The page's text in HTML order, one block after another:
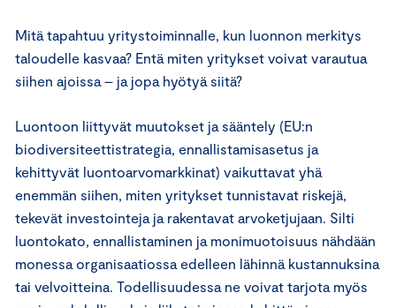
Mitä tapahtuu yritystoiminnalle, kun luonnon merkitys
taloudelle kasvaa? Entä miten yritykset voivat varautua
siihen ajoissa – ja jopa hyötyä siitä?
Luontoon liittyvät muutokset ja sääntely (EU:n
biodiversiteettistrategia, ennallistamisasetus ja
kehittyvät luontoarvomarkkinat) vaikuttavat yhä
enemmän siihen, miten yritykset tunnistavat riskejä,
tekevät investointeja ja rakentavat arvoketjujaan. Silti
luontokato, ennallistaminen ja monimuotoisuus nähdään
monessa organisaatiossa edelleen lähinnä kustannuksina
tai velvoitteina. Todellisuudessa ne voivat tarjota myös